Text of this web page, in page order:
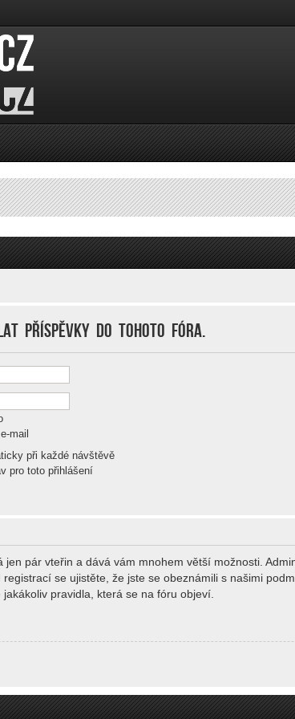
příspěvky do tohoto fóra.
mail
při každé návštěvě
pro toto přihlášení
pár vteřin a dává vám mnohem větší možnosti.
se ujistěte, že jste se obeznámili s našimi
pravidla, která se na fóru objeví.